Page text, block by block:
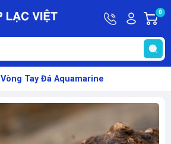
HotlineTài
khoản
Hello,
Khách
0
Vòng Tay Đá Aquamarine